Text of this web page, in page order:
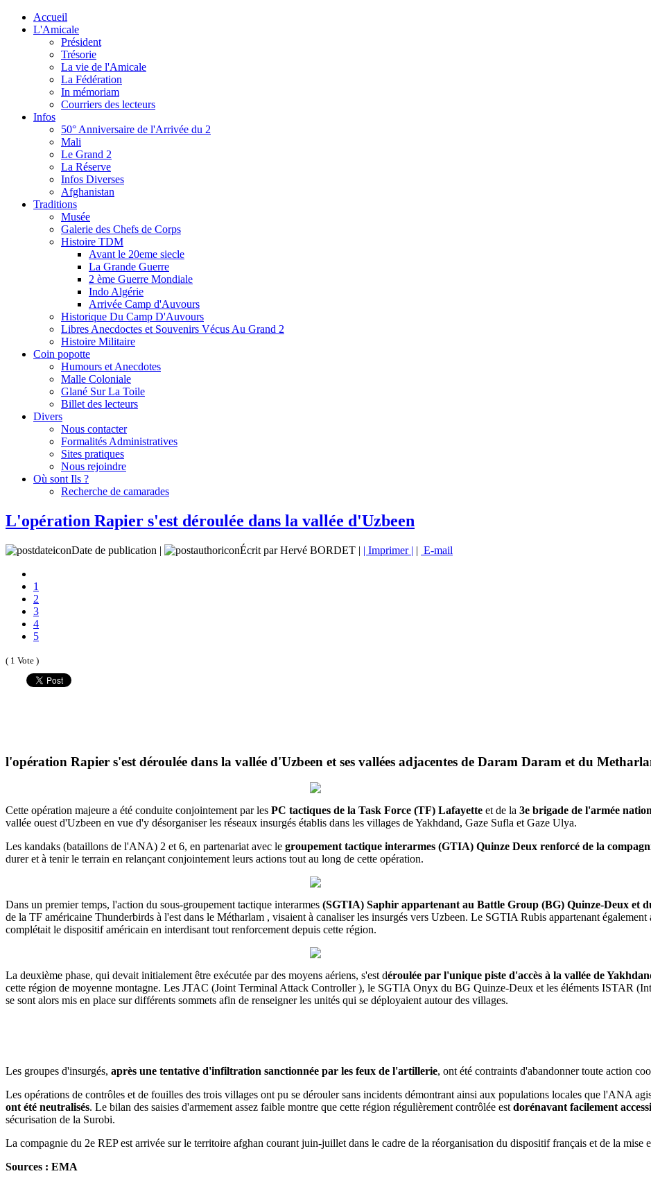
Accueil
L'Amicale
Président
Trésorie
La vie de l'Amicale
La Fédération
In mémoriam
Courriers des lecteurs
Infos
50° Anniversaire de l'Arrivée du 2
Mali
Le Grand 2
La Réserve
Infos Diverses
Afghanistan
Traditions
Musée
Galerie des Chefs de Corps
Histoire TDM
Avant le 20eme siecle
La Grande Guerre
2 ème Guerre Mondiale
Indo Algérie
Arrivée Camp d'Auvours
Historique Du Camp D'Auvours
Libres Anecdoctes et Souvenirs Vécus Au Grand 2
Histoire Militaire
Coin popotte
Humours et Anecdotes
Malle Coloniale
Glané Sur La Toile
Billet des lecteurs
Divers
Nous contacter
Formalités Administratives
Sites pratiques
Nous rejoindre
Où sont Ils ?
Recherche de camarades
L'opération Rapier s'est déroulée dans la vallée d'Uzbeen
Date de publication | Écrit par Hervé BORDET | | Imprimer | | E-mail
1
2
3
4
5
( 1 Vote )
l'opération Rapier s'est déroulée dans la vallée d'Uzbeen et ses vallées adjacentes de Daram Daram et du
Cette opération majeure a été conduite conjointement par les PC tactiques de la Task Force (TF) Lafayette et de la 3e brigade de l'armée
vallée ouest d'Uzbeen en vue d'y désorganiser les réseaux insurgés établis dans les villages de Yakhdand, Gaze Sufla et Gaze Ulya.
Les kandaks (bataillons de l'ANA) 2 et 6, en partenariat avec le groupement tactique interarmes (GTIA) Quinze Deux renforcé de la
durer et à tenir le terrain en relançant conjointement leurs actions tout au long de cette opération.
Dans un premier temps, l'action du sous-groupement tactique interarmes (SGTIA) Saphir appartenant au Battle Group (BG) Quinze-Deux et
de la TF américaine Thunderbirds à l'est dans le Métharlam , visaient à canaliser les insurgés vers Uzbeen. Le SGTIA Rubis appartenant
complétait le dispositif américain en interdisant tout renforcement depuis cette région.
La deuxième phase, qui devait initialement être exécutée par des moyens aériens, s'est déroulée par l'unique piste d'accès à la vallée de
cette région de moyenne montagne. Les JTAC (Joint Terminal Attack Controller ), le SGTIA Onyx du BG Quinze-Deux et les éléments ISTAR
se sont alors mis en place sur différents sommets afin de renseigner les unités qui se déployaient autour des villages.
Les groupes d'insurgés, après une tentative d'infiltration sanctionnée par les feux de l'artillerie, ont été contraints d'abandonner toute action
Les opérations de contrôles et de fouilles des trois villages ont pu se dérouler sans incidents démontrant ainsi aux populations locales que l'ANA
ont été neutralisés. Le bilan des saisies d'armement assez faible montre que cette région régulièrement contrôlée est dorénavant facilement
sécurisation de la Surobi.
La compagnie du 2e REP est arrivée sur le territoire afghan courant juin-juillet dans le cadre de la réorganisation du dispositif français et de la mise
Sources : EMA